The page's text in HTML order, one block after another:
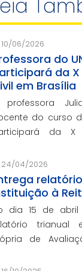
10/06/2026
do
da
em Brasília
professora
do curso
da X
da Justiça
e 16 de junho, em Br
24/04/2026
à
15 de abril foi entregue a parte 1 do
trianual
de